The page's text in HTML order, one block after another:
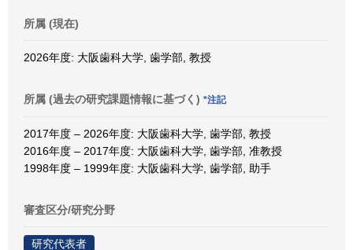
所属 (現在)
2026年度: 大阪歯科大学, 歯学部, 教授
所属 (過去の研究課題情報に基づく) *注記
2017年度 – 2026年度: 大阪歯科大学, 歯学部, 教授
2016年度 – 2017年度: 大阪歯科大学, 歯学部, 准教授
1998年度 – 1999年度: 大阪歯科大学, 歯学部, 助手
審査区分/研究分野
研究代表者